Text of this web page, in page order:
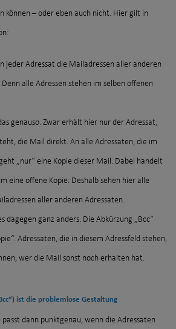
können – oder eben auch nicht. Hier gilt in
jeder Adressat die Mailadressen aller anderen
alle Adressen stehen im selben offenen
genauso. Zwar erhält hier nur der Adressat,
die Mail direkt. An alle Adressaten, die im
„nur“ eine Kopie dieser Mail. Dabei handelt
eine offene Kopie. Deshalb sehen hier alle
aller anderen Adressaten.
dagegen ganz anders. Die Abkürzung „Bcc“
Adressaten, die in diesem Adressfeld stehen,
wer die Mail sonst noch erhalten hat.
ist die problemlose Gestaltung
dann punktgenau, wenn die Adressaten